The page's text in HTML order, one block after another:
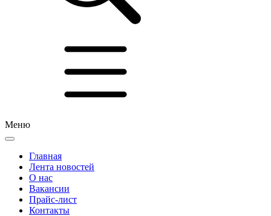
Меню
Главная
Лента новостей
О нас
Вакансии
Прайс-лист
Контакты